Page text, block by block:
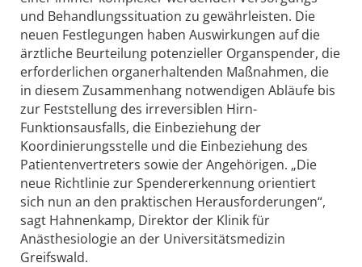
und Behandlungssituation zu gewährleisten. Die
neuen Festlegungen haben Auswirkungen auf die
ärztliche Beurteilung potenzieller Organspender, die
erforderlichen organerhaltenden Maßnahmen, die
in diesem Zusammenhang notwendigen Abläufe bis
zur Feststellung des irreversiblen Hirn-
Funktionsausfalls, die Einbeziehung der
Koordinierungsstelle und die Einbeziehung des
Patientenvertreters sowie der Angehörigen. „Die
neue Richtlinie zur Spendererkennung orientiert
sich nun an den praktischen Herausforderungen“,
sagt Hahnenkamp, Direktor der Klinik für
Anästhesiologie an der Universitätsmedizin
Greifswald.